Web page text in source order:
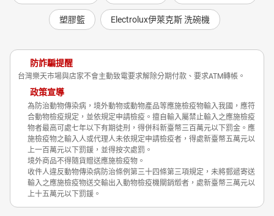
塑膠籃 Electrolux伊萊克斯 洗碗機
防詐騙提醒
台灣樂天市場與店家不會主動致電要求解除分期付款、要求ATM轉帳。
政策宣導
為防治動物傳染病，境外動物或動物產品等應施檢疫物輸入我國，應符
合動物檢疫規定，並依規定申請檢疫。擅自輸入屬禁止輸入之應施檢疫
物者最高可處七年以下有期徒刑，得併科新臺幣三百萬元以下罰金。應
施檢疫物之輸入人或代理人未依規定申請檢疫者，得處新臺幣五萬元以
上一百萬元以下罰鍰，並得按次處罰。
境外商品不得隨貨贈送應施檢疫物。
收件人違反動物傳染病防治條例第三十四條第三項規定，未將郵遞寄送
輸入之應施檢疫物送交輸出入動物檢疫機關銷燬者，處新臺幣三萬元以
上十五萬元以下罰鍰。